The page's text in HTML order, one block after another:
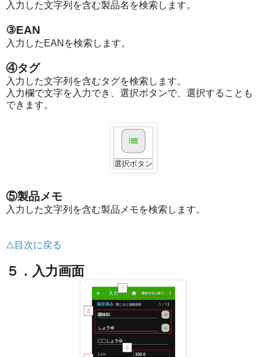
入力した文字列を含む製品名を検索します。
③EAN
入力したEANを検索します。
④タグ
入力した文字列を含むタグを検索します。
入力欄で文字を入力でき、選択ボタンで、選択することも
できます。
選択ボタン
⑤製品メモ
入力した文字列を含む製品メモを検索します。
△目次に戻る
５．入力画面